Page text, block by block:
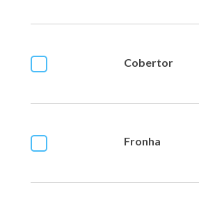
Cobertor
Fronha